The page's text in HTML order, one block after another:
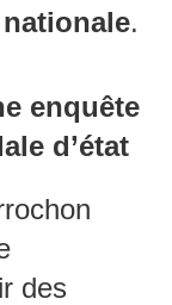
.
enquête
d’état
des